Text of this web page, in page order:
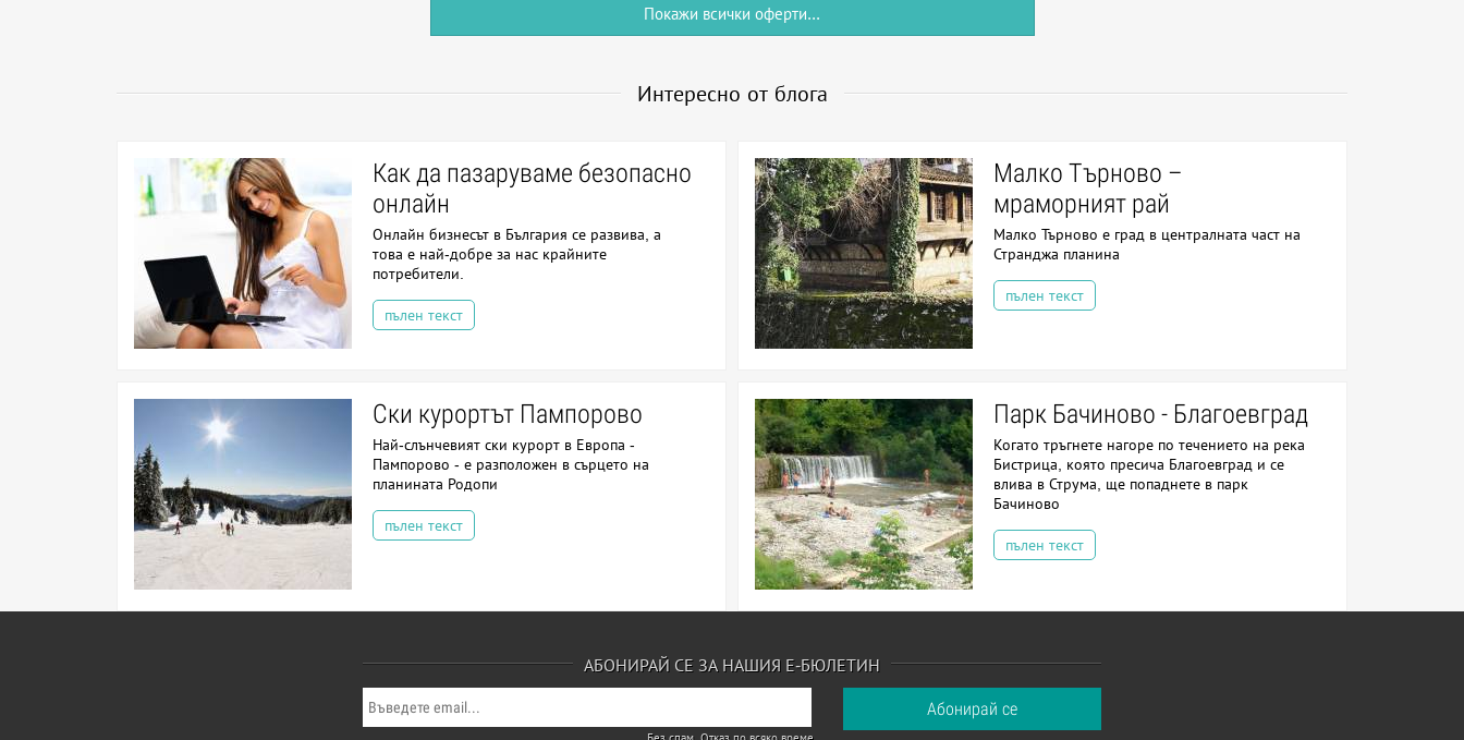
Покажи всички оферти...
Интересно от блога
Как да пазаруваме безопасно
онлайн
Онлайн бизнесът в България се развива, а
това е най-добре за нас крайните
потребители.
пълен текст
Малко Търново –
мраморният рай
Малко Търново е град в централната част на
Странджа планина
пълен текст
Ски курортът Пампорово
Най-слънчевият ски курорт в Европа -
Пампорово - е разположен в сърцето на
планината Родопи
пълен текст
Парк Бачиново - Благоевград
Когато тръгнете нагоре по течението на река
Бистрица, която пресича Благоевград и се
влива в Струма, ще попаднете в парк
Бачиново
пълен текст
АБОНИРАЙ СЕ ЗА НАШИЯ Е-БЮЛЕТИН